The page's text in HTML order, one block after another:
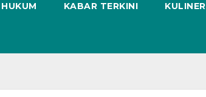
HUKUM KABAR TERKINI KULINER